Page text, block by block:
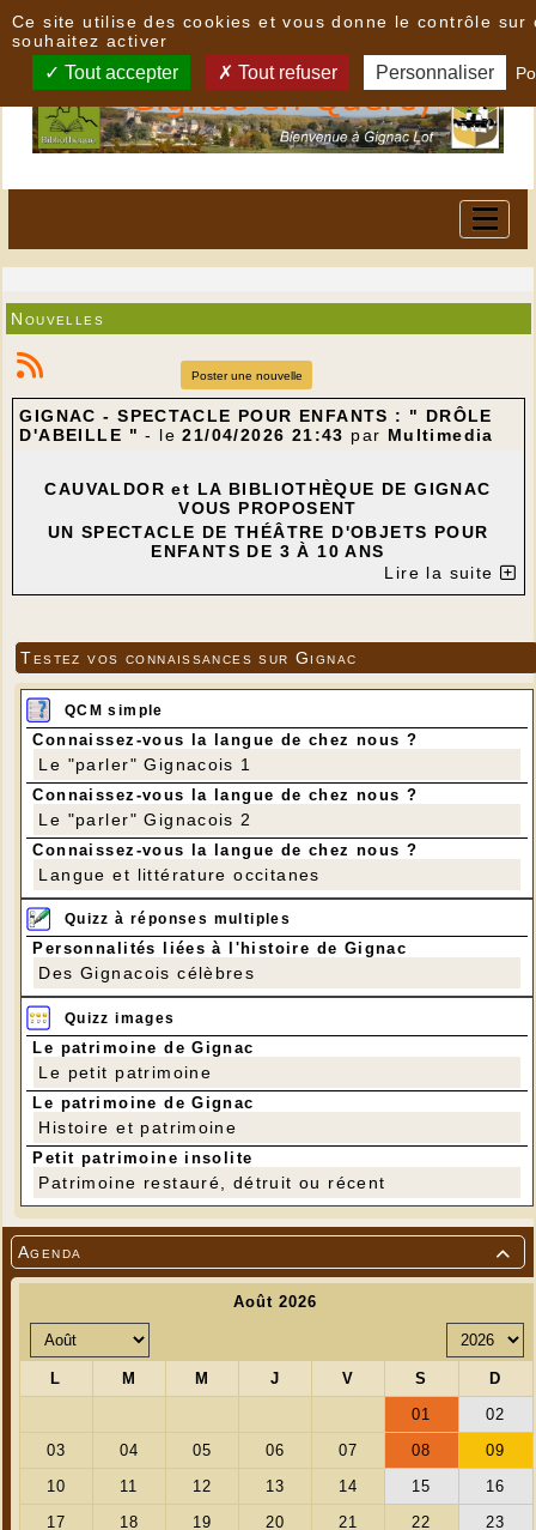

Agenda
Nouvelles
Poster une nouvelle
GIGNAC - SPECTACLE POUR ENFANTS : " DRÔLE
D'ABEILLE " - le21/04/2026 21:43 par Multimedia
CAUVALDOR et LA BIBLIOTHÈQUE DE GIGNAC
VOUS PROPOSENT
UN SPECTACLE DE THÉÂTRE D'OBJETS POUR
ENFANTS DE 3 À 10 ANS
PAR LA COMPAGNIE LA COULISSE
FÊTES DE GIGNAC
---
---
Lire la suite
Testez vos connaissances sur Gignac
QCM simple
Connaissez-vous la langue de chez nous ?
Le "parler" Gignacois 1
Connaissez-vous la langue de chez nous ?
Le "parler" Gignacois 2
Connaissez-vous la langue de chez nous ?
Langue et littérature occitanes
Quizz à réponses multiples
Personnalités liées à l'histoire de Gignac
Des Gignacois célèbres
Quizz images
Le patrimoine de Gignac
Le petit patrimoine
Le patrimoine de Gignac
Histoire et patrimoine
Petit patrimoine insolite
Patrimoine restauré, détruit ou récent
Ce site utilise des cookies et vous donne le contrôle sur
souhaitez activer
Tout accepter Tout refuser Personnaliser